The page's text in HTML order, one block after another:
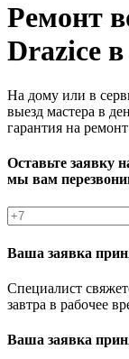
Ремонт
Drazice
На дому или в
выезд мастера в
гарантия на
Оставьте заявку
мы вам
Ваша заявка
Специалист
завтра в рабочее
Ваша заявка